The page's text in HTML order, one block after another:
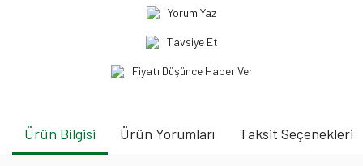
Yorum Yaz
Tavsiye Et
Fiyatı Düşünce Haber Ver
Ürün Bilgisi Ürün Yorumları Taksit Seçenekleri